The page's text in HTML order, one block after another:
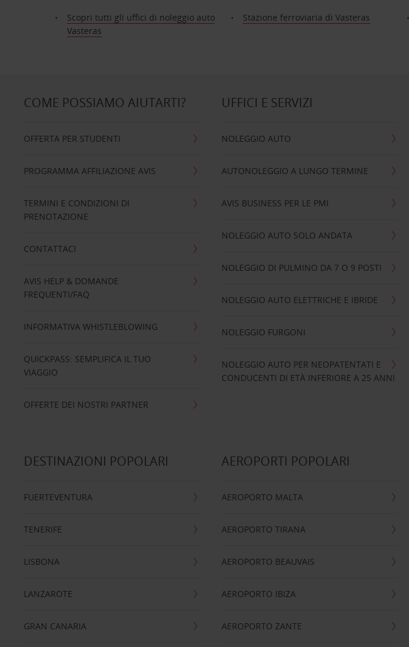
Scopri tutti gli uffici di noleggio auto
Vasteras
Stazione ferroviaria di Vasteras
COME POSSIAMO AIUTARTI?
OFFERTA PER STUDENTI
PROGRAMMA AFFILIAZIONE AVIS
TERMINI E CONDIZIONI DI
PRENOTAZIONE
CONTATTACI
AVIS HELP & DOMANDE
FREQUENTI/FAQ
INFORMATIVA WHISTLEBLOWING
QUICKPASS: SEMPLIFICA IL TUO
VIAGGIO
OFFERTE DEI NOSTRI PARTNER
UFFICI E SERVIZI
NOLEGGIO AUTO
AUTONOLEGGIO A LUNGO TERMINE
AVIS BUSINESS PER LE PMI
NOLEGGIO AUTO SOLO ANDATA
NOLEGGIO DI PULMINO DA 7 O 9 POSTI
NOLEGGIO AUTO ELETTRICHE E IBRIDE
NOLEGGIO FURGONI
NOLEGGIO AUTO PER NEOPATENTATI E
CONDUCENTI DI ETÀ INFERIORE A 25 ANNI
DESTINAZIONI POPOLARI
FUERTEVENTURA
TENERIFE
LISBONA
LANZAROTE
GRAN CANARIA
AEROPORTI POPOLARI
AEROPORTO MALTA
AEROPORTO TIRANA
AEROPORTO BEAUVAIS
AEROPORTO IBIZA
AEROPORTO ZANTE